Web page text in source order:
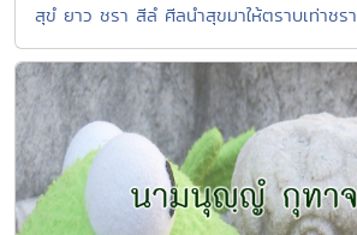
สุขํ ยาว ชรา สีลํ ศีลนำสุขมาให้ตราบเท่าชรา